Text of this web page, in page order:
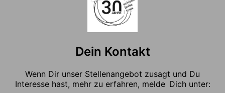
Dein Kontakt
Wenn Dir unser Stellenangebot zusagt und Du
Interesse hast, mehr zu erfahren, melde Dich unter: